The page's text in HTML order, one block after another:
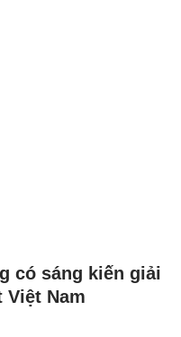
có sáng kiến giải
Việt Nam